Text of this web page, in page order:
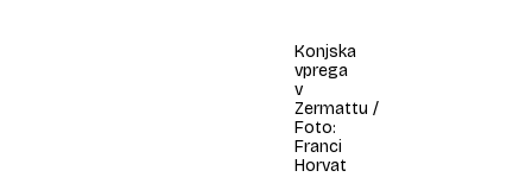
Konjska
vprega
v
Zermattu /
Foto:
Franci
Horvat